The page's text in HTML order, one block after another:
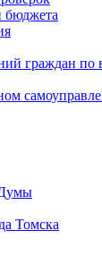
бюджета
граждан
Томска